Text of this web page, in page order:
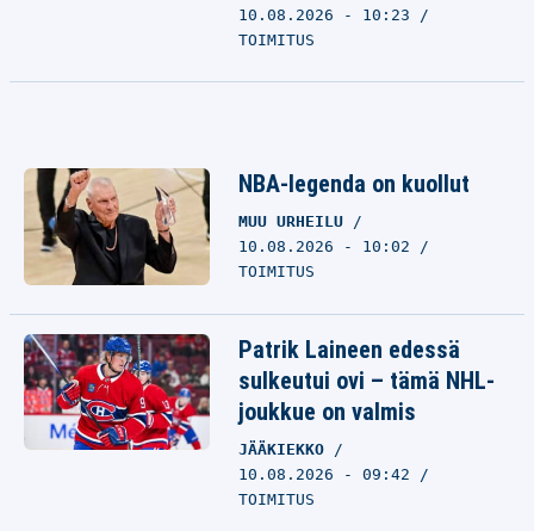
10.08.2026 - 10:23
TOIMITUS
NBA-legenda on kuollut
MUU URHEILU
10.08.2026 - 10:02
TOIMITUS
Patrik Laineen edessä
sulkeutui ovi – tämä NHL-
joukkue on valmis
JÄÄKIEKKO
10.08.2026 - 09:42
TOIMITUS